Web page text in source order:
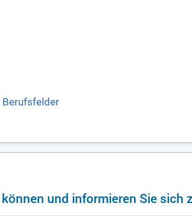
Berufsfelder
und informieren Sie sich